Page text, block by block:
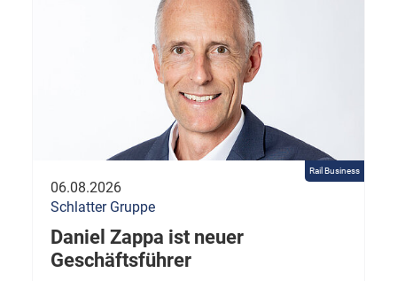
Rail Business
06.08.2026
Schlatter Gruppe
Daniel Zappa ist neuer
Geschäftsführer